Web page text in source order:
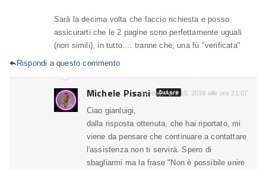
Sarà la decima volta che faccio richiesta e posso
assicurarti che le 2 pagine sono perfettamente uguali
(non simili), in tutto.... tranne che, una fù "verificata"
Rispondi a questo commento
Michele Pisani Autore
Sunday, April 10, 2016 alle ore 21:07
Ciao gianluigi,
dalla risposta ottenuta, che hai riportato, mi
viene da pensare che continuare a contattare
l'assistenza non ti servirà. Spero di
sbagliarmi ma la frase "Non è possibile unire